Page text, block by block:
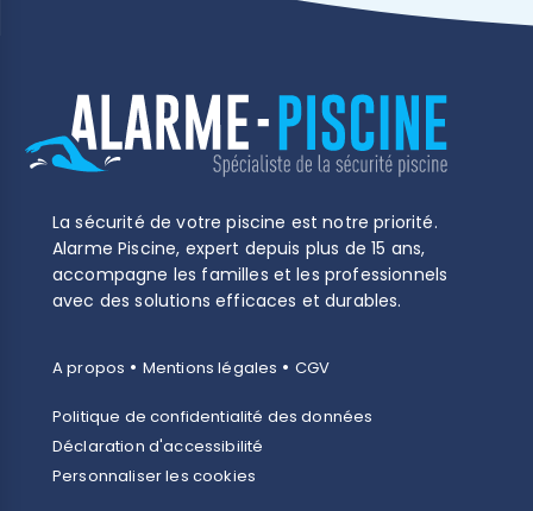
La sécurité de votre piscine est notre priorité.
Alarme Piscine, expert depuis plus de 15 ans,
accompagne les familles et les professionnels
avec des solutions efficaces et durables.
A propos • Mentions légales • CGV
Politique de confidentialité des données
Déclaration d'accessibilité
Personnaliser les cookies